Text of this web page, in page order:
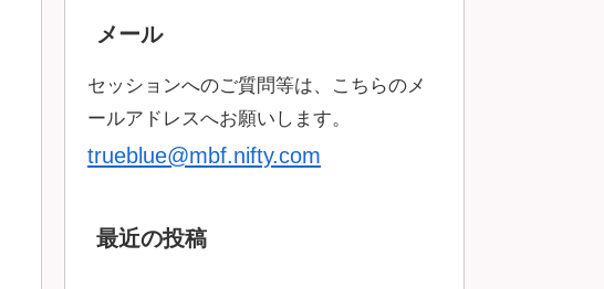
メール
セッションへのご質問等は、こちらのメ
ールアドレスへお願いします。
trueblue@mbf.nifty.com
最近の投稿